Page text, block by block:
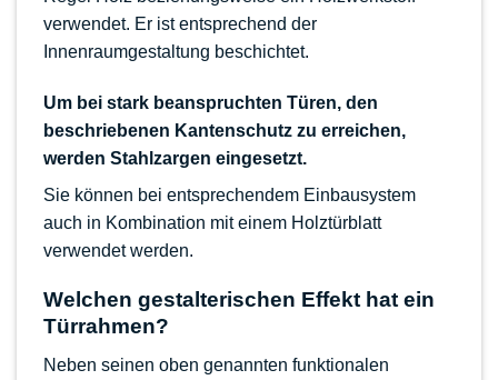
verwendet. Er ist entsprechend der
Innenraumgestaltung beschichtet.
Um bei stark beanspruchten Türen, den
beschriebenen Kantenschutz zu erreichen,
werden Stahlzargen eingesetzt.
Sie können bei entsprechendem Einbausystem
auch in Kombination mit einem Holztürblatt
verwendet werden.
Welchen gestalterischen Effekt hat ein
Türrahmen?
Neben seinen oben genannten funktionalen